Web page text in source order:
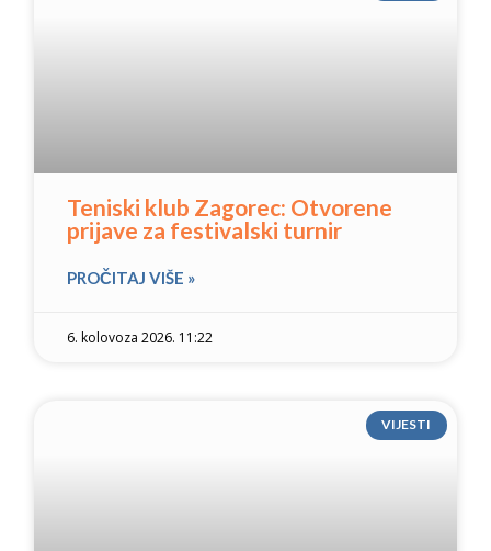
Teniski klub Zagorec: Otvorene
prijave za festivalski turnir
PROČITAJ VIŠE »
6. kolovoza 2026. 11:22
VIJESTI